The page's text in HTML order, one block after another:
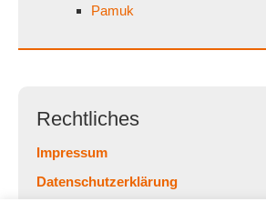
Pamuk
Rechtliches
Impressum
Datenschutzerklärung